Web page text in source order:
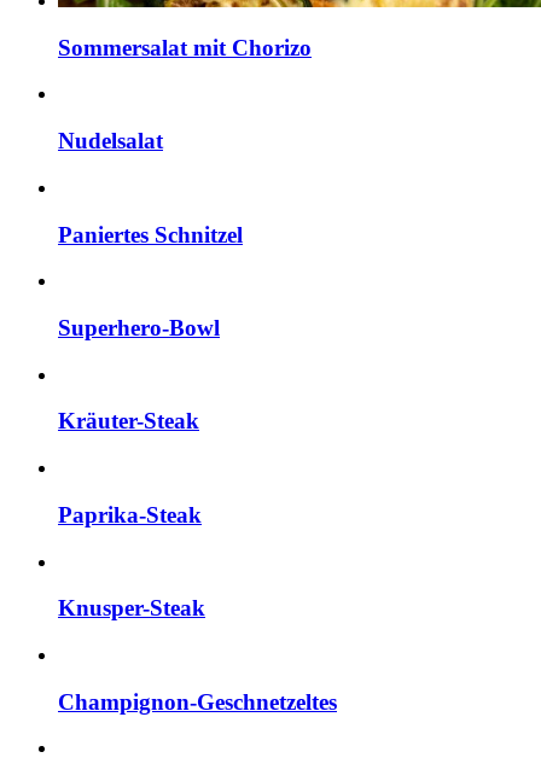
Sommersalat mit Chorizo
Nudelsalat
Paniertes Schnitzel
Superhero-Bowl
Kräuter-Steak
Paprika-Steak
Knusper-Steak
Champignon-Geschnetzeltes